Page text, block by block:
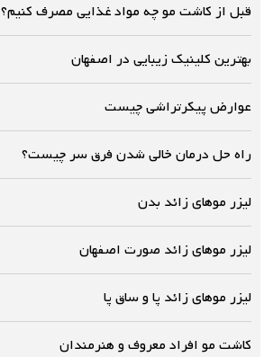
قبل از کاشت مو چه مواد غذایی مصرف کنیم؟
بهترین کلینیک زیبایی در اصفهان
عوارض پیکرتراشی چیست
راه حل درمان خالی شدن فرق سر چیست؟
لیزر موهای زائد بدن
لیزر موهای زائد صورت اصفهان
لیزر موهای زائد پا و ساق پا
کاشت مو افراد معروف و هنرمندان